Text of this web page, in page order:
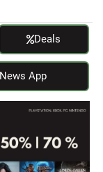
Deals
News App